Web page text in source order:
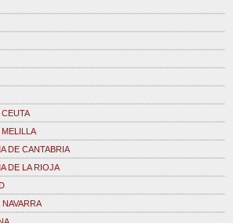
DE CANTABRIA
DE LA RIOJA